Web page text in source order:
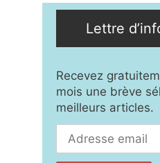
Lettre
Recevez
mois une brève
meilleurs articles.